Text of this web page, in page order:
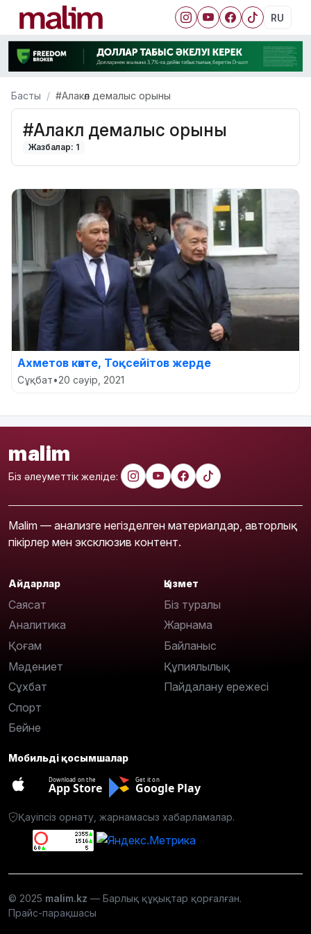
RU
Басты #Алакөл демалыс орыны
#Алакөл демалыс орыны
Жазбалар: 1
Ахметов көкте, Тоқсейітов жерде
Сұқбат•20 сәуір, 2021
malim
Біз әлеуметтік желіде:
Malim — анализге негізделген материалдар, авторлық
пікірлер мен эксклюзив контент.
Айдарлар
Саясат
Аналитика
Қоғам
Мәдениет
Сұхбат
Спорт
Бейне
Қызмет
Біз туралы
Жарнама
Байланыс
Құпиялылық
Пайдалану ережесі
Мобильді қосымшалар
Download on the
App Store
Get it on
Google Play
Қауіпсіз орнату, жарнамасыз хабарламалар.
© 2025 malim.kz — Барлық құқықтар қорғалған.
Прайс-парақшасы